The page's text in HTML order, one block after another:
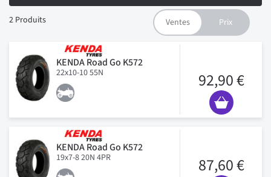
2 Produits
KENDA Road Go K572
22x10-10 55N 92,90 €
KENDA Road Go K572
19x7-8 20N 4PR 87,60 €